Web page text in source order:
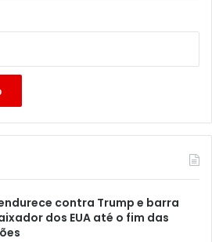
contra Trump e barra
dos EUA até o fim das